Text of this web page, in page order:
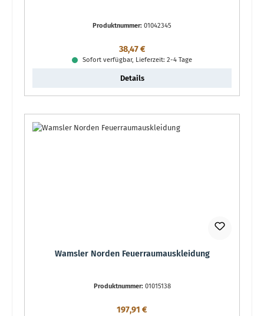
Produktnummer: 01042345
Regulärer Preis:
38,47 €
Sofort verfügbar, Lieferzeit: 2-4 Tage
Details
Wamsler Norden Feuerraumauskleidung
Produktnummer: 01015138
Regulärer Preis:
197,91 €